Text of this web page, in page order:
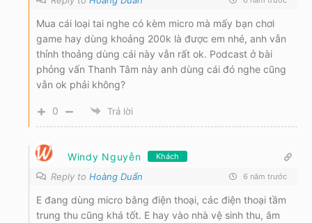
Mua cái loại tai nghe có kèm micro mà mấy bạn chơi
game hay dùng khoảng 200k là được em nhé, anh vẫn
thỉnh thoảng dùng cái này vẫn rất ok. Podcast ở bài
phỏng vấn Thanh Tâm này anh dùng cái đó nghe cũng
vẫn ok phải không?
0 Trả lời
Windy Nguyễn Khách
Reply to Hoàng Duẩn 6 năm trước
E đang dùng micro bằng điện thoại, các điện thoại tầm
trung thu cũng khá tốt. E hay vào nhà vệ sinh thu, âm